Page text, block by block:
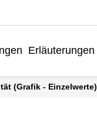
Erläuterungen
(Grafik - Einzelwerte)